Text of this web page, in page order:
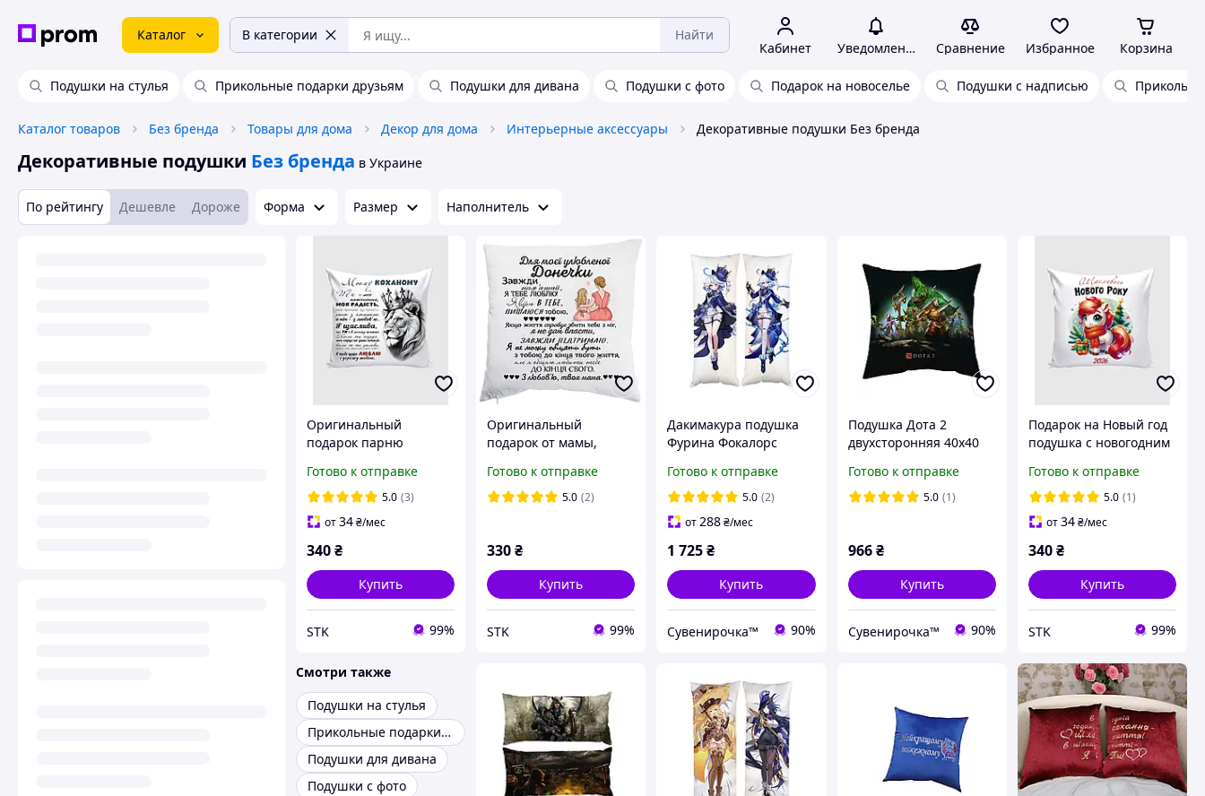
Каталог В категории Найти
Кабинет Уведомления Сравнение Избранное Корзина
Подушки на стулья Прикольные подарки друзьям Подушки для дивана Подушки с фото Подарок на новоселье Подушки с надписью
Каталог товаров Без бренда Товары для дома Декор для дома Интерьерные аксессуары Декоративные подушки Без бренда
Декоративные подушки Без бренда в Украине
По рейтингу Дешевле Дороже Форма Размер Наполнитель
Оригинальный
подарок парню
"Моему любимому"
Готово к отправке
5.0 (3)
от34₴/мес
340₴
Купить
STK 99%
Оригинальный
подарок от мамы,
"Моїй донечці"
Готово к отправке
5.0 (2)
330₴
Купить
STK 99%
Дакимакура подушка
Фурина Фокалорс
Genshin Impact
двухсторонняя 40х100
см (dk0025)
Готово к отправке
5.0 (2)
от288₴/мес
1 725₴
Купить
Сувенирочка™ 90%
Подушка Дота 2
двухсторонняя 40х40
Готово к отправке
5.0 (1)
966 ₴
Купить
Сувенирочка™ 90%
Подарок на Новый год
подушка с новогодним
Готово к отправке
5.0 (1)
от34₴/мес
340₴
Купить
STK 99%
Смотри также
Подушки на стулья
Прикольные подарки друзьям
Подушки для дивана
Подушки с фото